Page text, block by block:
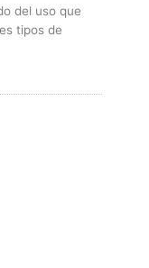
del uso que
tipos de